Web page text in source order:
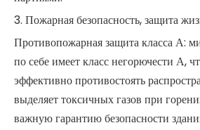
3. Пожарная безопасность, защита
Противопожарная защита класса А:
по себе имеет класс негорючести А,
эффективно противостоять
выделяет токсичных газов при
важную гарантию безопасности